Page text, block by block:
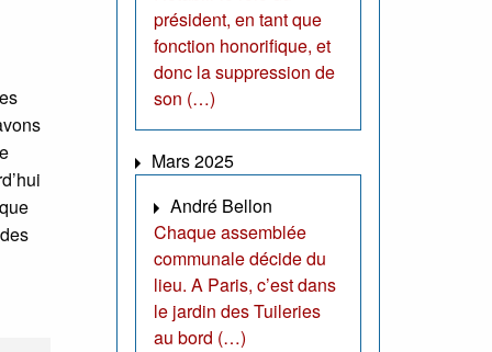
président, en tant que
fonction honorifique, et
donc la suppression de
son (…)
Mars 2025
André Bellon
Chaque assemblée
communale décide du
lieu. A Paris, c’est dans
le jardin des Tuileries
au bord (…)